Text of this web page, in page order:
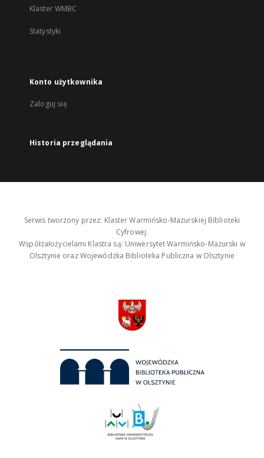
Klaster WMBC
Statystyki
Konto użytkownika
Zaloguj się
Historia przeglądania
Serwis tworzony przez: Klaster Warmińsko-Mazurskiej Biblioteki
Cyfrowej.
Współzałożycielami Klastra są: Uniwersytet Warmińsko-Mazurski w
Olsztynie oraz Wojewódzka Biblioteka Publiczna w Olsztynie